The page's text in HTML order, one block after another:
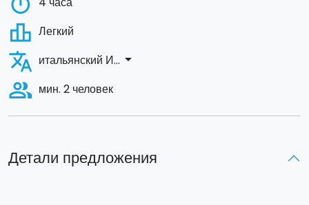
Детали предложения
leaderboard Легкий
translate итальянский И... arrow_drop_down
people_alt мин. 2 человек